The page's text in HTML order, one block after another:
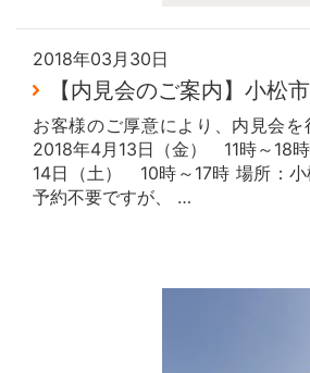
2018年03月30日
【内見会のご案内】小松
お客様のご厚意により、内見会を
2018年4月13日（金）
14日（土） 10時～17時 場所：
予約不要ですが、 …